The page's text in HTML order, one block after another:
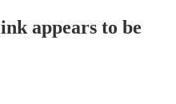
appears to be